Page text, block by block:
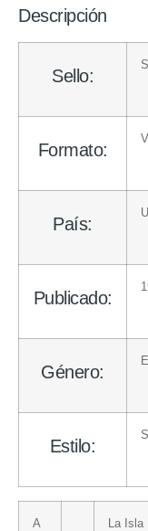
Descripción
Sello:
Formato:
País:
Publicado:
Género:
Estilo:
A La Isla